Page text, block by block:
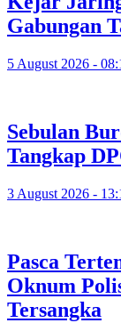
Gabungan
5 August 2026 -
Sebulan
Tangkap
3 August 2026 -
Pasca
Oknum
Tersangka